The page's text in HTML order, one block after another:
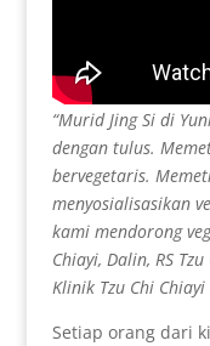
“Murid Jing Si di
dengan tulus.
bervegetaris.
menyosialisasikan
kami mendorong
Chiayi, Dalin, RS
Klinik Tzu Chi
Setiap orang dari